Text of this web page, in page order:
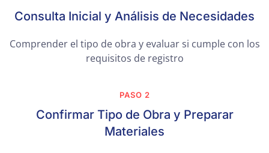
Consulta Inicial y Análisis de Necesidades
Comprender el tipo de obra y evaluar si cumple con los
requisitos de registro
PASO 2
Confirmar Tipo de Obra y Preparar
Materiales